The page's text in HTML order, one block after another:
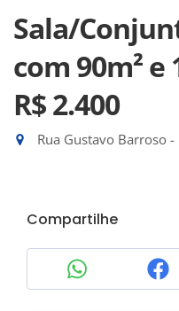
Sala/
com 90m²
R$ 2.400
Rua Gustavo Barroso -
Compartilhe